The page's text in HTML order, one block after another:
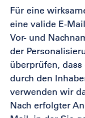
Für eine
eine valide E-
Vor- und
der
überprüfen,
durch den
verwenden wir
Nach erfolgter